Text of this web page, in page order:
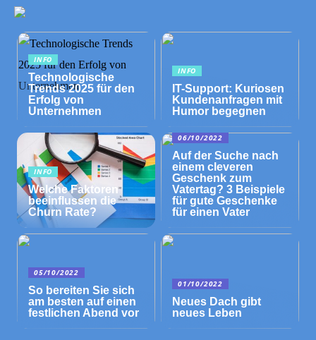
INFO
Technologische
Trends 2025 für den
Erfolg von
Unternehmen
INFO
IT-Support: Kuriosen
Kundenanfragen mit
Humor begegnen
INFO
Welche Faktoren
beeinflussen die
Churn Rate?
06/10/2022
Auf der Suche nach
einem cleveren
Geschenk zum
Vatertag? 3 Beispiele
für gute Geschenke
für einen Vater
05/10/2022
So bereiten Sie sich
am besten auf einen
festlichen Abend vor
01/10/2022
Neues Dach gibt
neues Leben